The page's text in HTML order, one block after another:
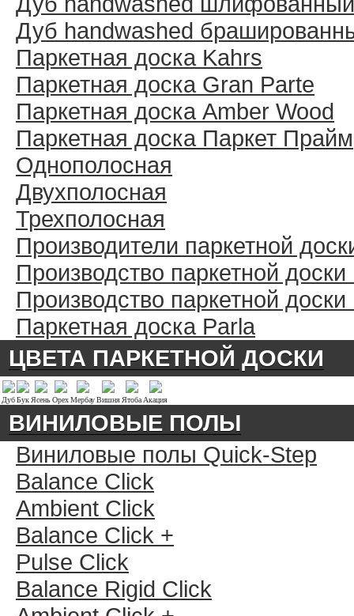
Дуб handwashed
Паркетная доска Kahrs
Паркетная доска Gran Parte
Паркетная доска Amber Wood
Паркетная доска Паркет Прайм
Однополосная
Двухполосная
Трехполосная
Производители паркетной
Производство паркетной
Производство паркетной
Паркетная доска Parla
ЦВЕТА ПАРКЕТНОЙ ДОСКИ
ДубБук ЯсеньОрехМербауВишня Ятоба Акация
ВИНИЛОВЫЕ ПОЛЫ
Виниловые полы Quick-Step
Balance Click
Ambient Click
Balance Click +
Pulse Click
Balance Rigid Click